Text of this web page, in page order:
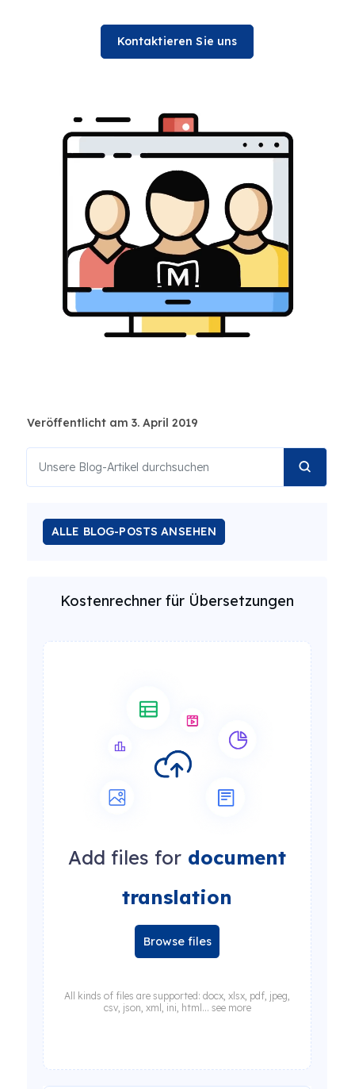
Kontaktieren Sie uns
Veröffentlicht am 3. April 2019
ALLE BLOG-POSTS ANSEHEN
Kostenrechner für Übersetzungen
Add files for document
translation
Browse files
All kinds of files are supported: docx, xlsx, pdf, jpeg,
csv, json, xml, ini, html... see more